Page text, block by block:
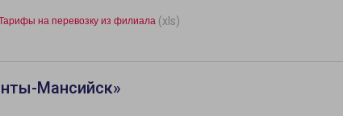
на перевозку из филиала (xls)
Мансийск»